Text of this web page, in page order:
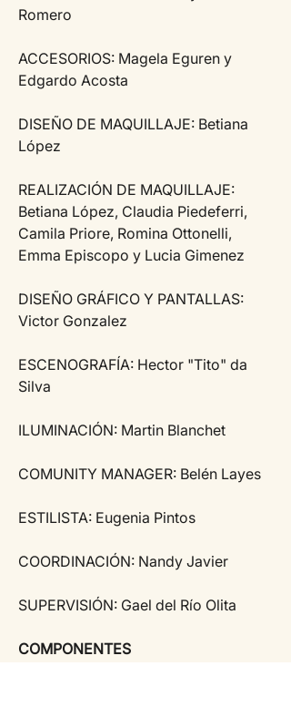
Romero
ACCESORIOS: Magela Eguren y
Edgardo Acosta
DISEÑO DE MAQUILLAJE: Betiana
López
REALIZACIÓN DE MAQUILLAJE:
Betiana López, Claudia Piedeferri,
Camila Priore, Romina Ottonelli,
Emma Episcopo y Lucia Gimenez
DISEÑO GRÁFICO Y PANTALLAS:
Victor Gonzalez
ESCENOGRAFÍA: Hector "Tito" da
Silva
ILUMINACIÓN: Martin Blanchet
COMUNITY MANAGER: Belén Layes
ESTILISTA: Eugenia Pintos
COORDINACIÓN: Nandy Javier
SUPERVISIÓN: Gael del Río Olita
COMPONENTES